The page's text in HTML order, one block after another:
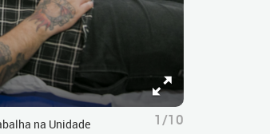
na Unidade
1/10